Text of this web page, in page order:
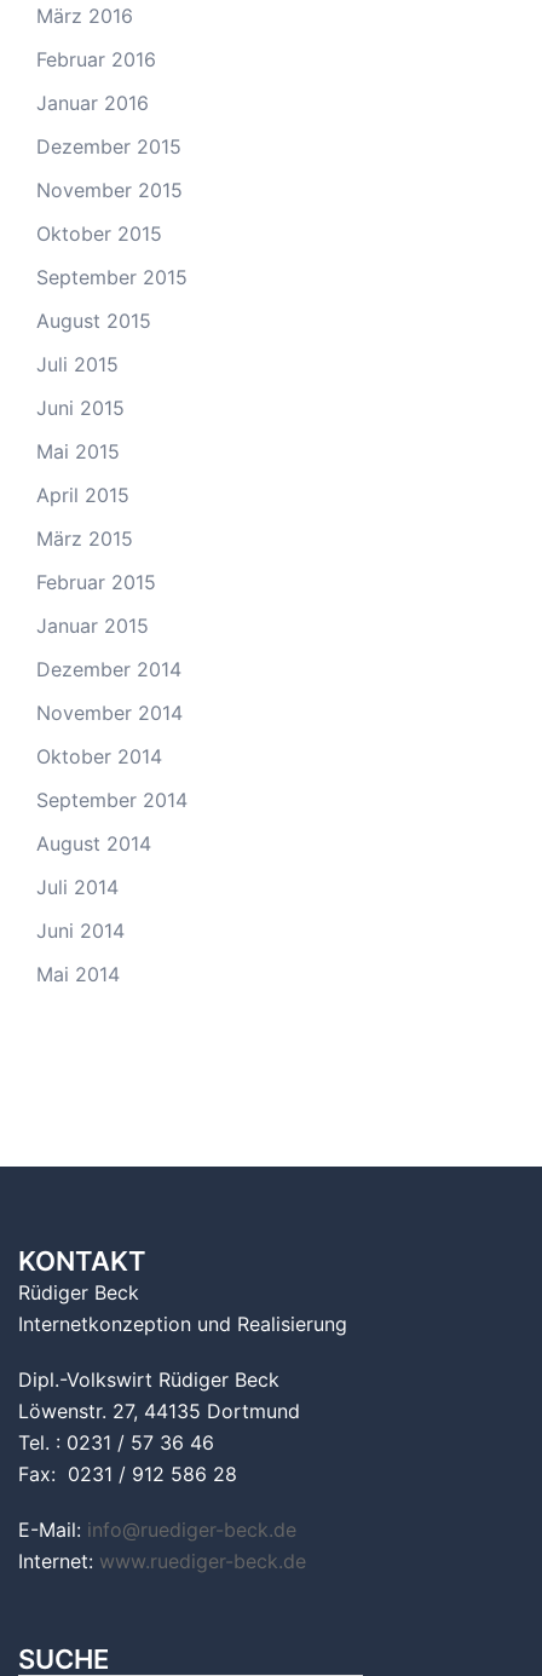
März 2016
Februar 2016
Januar 2016
Dezember 2015
November 2015
Oktober 2015
September 2015
August 2015
Juli 2015
Juni 2015
Mai 2015
April 2015
März 2015
Februar 2015
Januar 2015
Dezember 2014
November 2014
Oktober 2014
September 2014
August 2014
Juli 2014
Juni 2014
Mai 2014
KONTAKT
Rüdiger Beck
Internetkonzeption und Realisierung
Dipl.-Volkswirt Rüdiger Beck
Löwenstr. 27, 44135 Dortmund
Tel. : 0231 / 57 36 46
Fax: 0231 / 912 586 28
E-Mail: info@ruediger-beck.de
Internet: www.ruediger-beck.de
SUCHE